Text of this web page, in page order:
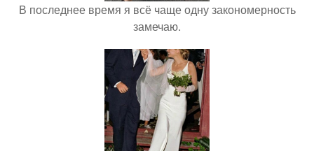
В последнее время я всё чаще одну закономерность
замечаю.